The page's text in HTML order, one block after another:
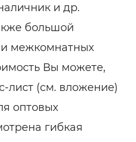
и др.
большой
межкомнатных
Вы можете,
лист (см. вложение)
оптовых
гибкая